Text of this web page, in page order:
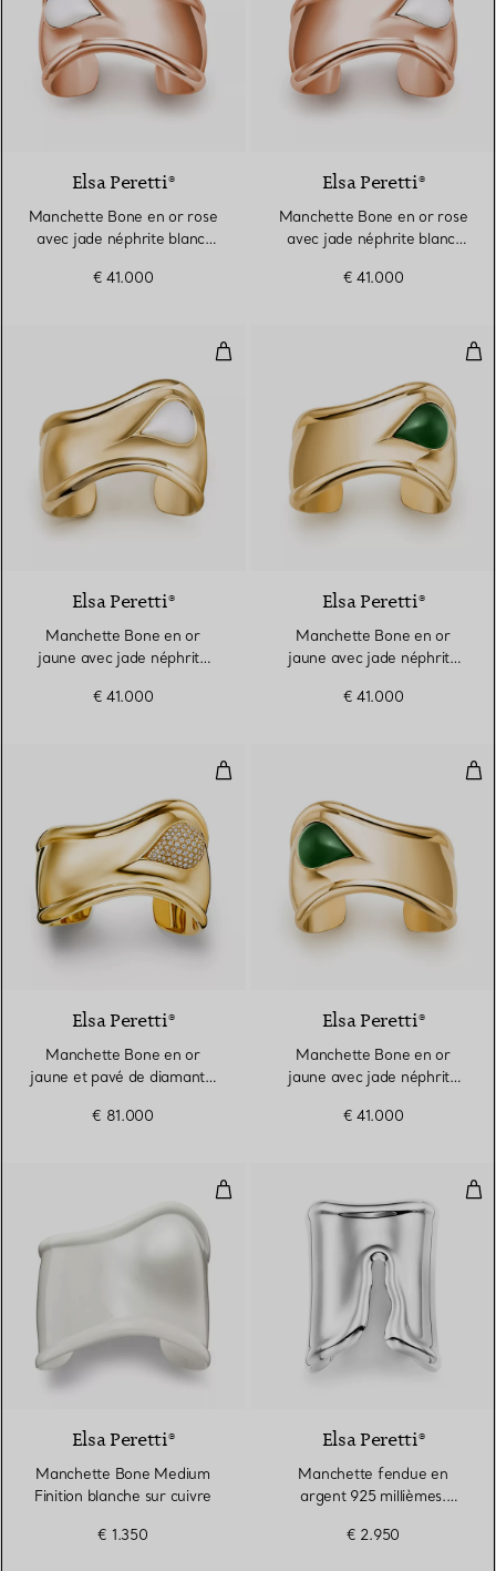
Elsa Peretti®
Manchette Bone en or rose
avec jade néphrite blanc,
€ 41.000
Elsa Peretti®
Manchette Bone en or rose
avec jade néphrite blanc,
€ 41.000
Manchette Bone en or jaune
Elsa Peretti®
Manchette Bone en or
jaune avec jade néphrite
€ 41.000
Elsa Peretti®
Manchette Bone en or
jaune avec jade néphrite
€ 41.000
Manchette Bone en or jaune et
Elsa Peretti®
Manchette Bone en or
jaune et pavé de diamants.
€ 81.000
Elsa Peretti®
Manchette Bone en or
jaune avec jade néphrite
€ 41.000
Manchette Bone Medium
Elsa Peretti®
Manchette Bone Medium
Finition blanche sur cuivre
€ 1.350
Elsa Peretti®
Manchette fendue en
argent 925 millièmes.
€ 2.950